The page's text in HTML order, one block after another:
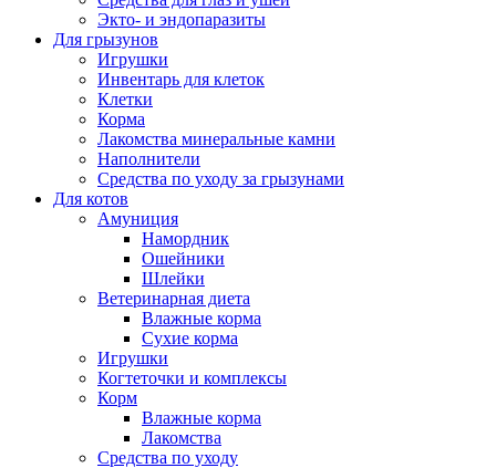
Экто- и эндопаразиты
Для грызунов
Игрушки
Инвентарь для клеток
Клетки
Корма
Лакомства минеральные камни
Наполнители
Средства по уходу за грызунами
Для котов
Амуниция
Намордник
Ошейники
Шлейки
Ветеринарная диета
Влажные корма
Сухие корма
Игрушки
Когтеточки и комплексы
Корм
Влажные корма
Лакомства
Средства по уходу